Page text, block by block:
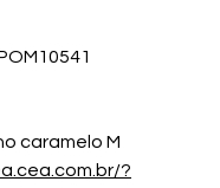
caramelo M
?